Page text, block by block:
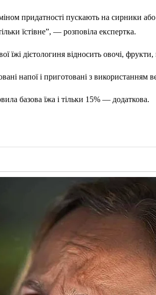
придатності пускають на сирники
їстівне”, — розповіла експертка.
їжі дієтологиня відносить овочі,
напої і приготовані з використанням
базова їжа і тільки 15% — додаткова.